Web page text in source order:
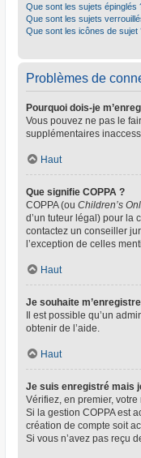
Que sont les sujets épinglés
Que sont les sujets
Que sont les icônes de sujet
Problèmes de
Pourquoi dois-je
Vous pouvez ne pas le
supplémentaires
Haut
Que signifie COPPA ?
COPPA (ou Children’s
d’un tuteur légal) pour la
contactez un conseiller
l’exception de celles
Haut
Je souhaite
Il est possible qu’un
obtenir de l’aide.
Haut
Je suis enregistré mais
Vérifiez, en premier, votre
Si la gestion COPPA est
création de compte soit
Si vous n’avez pas reçu